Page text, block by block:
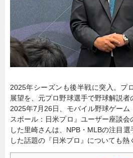
暮らし
連載一覧
2025年シーズンも後半戦に突入。プ
展望を、元プロ野球選手で野球解説者
2025年7月26日、モバイル野球ゲーム
スボール：日米プロ』ユーザー座談
した里崎さんは、NPB・MLBの注目
した話題の『日米プロ』についても熱